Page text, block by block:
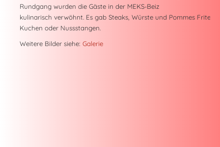
Rundgang wurden die Gäste in der MEKS-Beiz
kulinarisch verwöhnt. Es gab Steaks, Würste und Pommes Frites
Kuchen oder Nussstangen.
Weitere Bilder siehe: Galerie